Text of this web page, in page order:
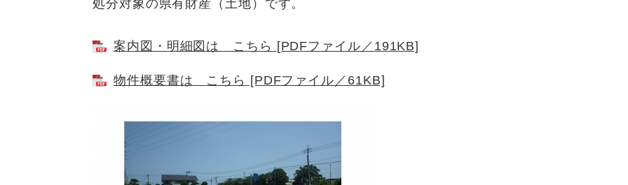
処分対象の県有財産（土地）です。
案内図・明細図は こちら [PDFファイル／191KB]
物件概要書は こちら [PDFファイル／61KB]